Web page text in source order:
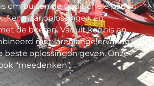
is om buiten de traditionele paden
naar oplossingen en
de boeren. Vanuit kennis en
met jarenlange ervaring,
beste oplossingen geven. Onze
“meedenken”.